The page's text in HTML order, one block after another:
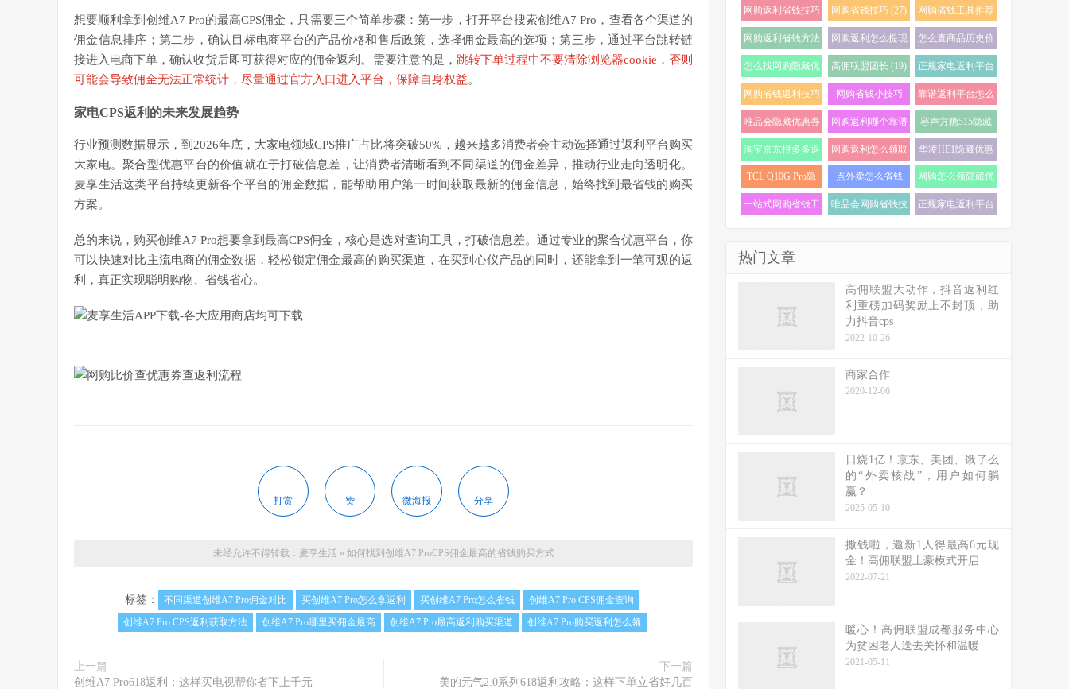
想要顺利拿到创维A7 Pro的最高CPS佣金，只需要三个简单步骤：第一步，打开平台搜索创维A7 Pro，查看各个渠道的
佣金信息排序；第二步，确认目标电商平台的产品价格和售后政策，选择佣金最高的选项；第三步，通过平台跳转链
接进入电商下单，确认收货后即可获得对应的佣金返利。需要注意的是， 跳转下单过程中不要清除浏览器cookie，否则
可能会导致佣金无法正常统计，尽量通过官方入口进入平台，保障自身权益。
家电CPS返利的未来发展趋势
行业预测数据显示，到2026年底，大家电领域CPS推广占比将突破50%，越来越多消费者会主动选择通过返利平台购买
大家电。聚合型优惠平台的价值就在于打破信息差，让消费者清晰看到不同渠道的佣金差异，推动行业走向透明化。
麦享生活这类平台持续更新各个平台的佣金数据，能帮助用户第一时间获取最新的佣金信息，始终找到最省钱的购买
方案。
总的来说，购买创维A7 Pro想要拿到最高CPS佣金，核心是选对查询工具，打破信息差。通过专业的聚合优惠平台，你
可以快速对比主流电商的佣金数据，轻松锁定佣金最高的购买渠道，在买到心仪产品的同时，还能拿到一笔可观的返
利，真正实现聪明购物、省钱省心。
打赏 赞 微海报 分享
未经允许不得转载： 麦享生活» 如何找到创维A7 ProCPS佣金最高的省钱购买方式
标签： 不同渠道创维A7 Pro佣金对比 买创维A7 Pro怎么拿返利 买创维A7 Pro怎么省钱
创维A7 Pro CPS佣金查询
创维A7 Pro CPS返利获取方法
创维A7 Pro哪里买佣金最高 创维A7 Pro最高返利购买渠道 创维A7 Pro购买返利怎么领
上一篇
创维A7 Pro618返利：这样买电视帮你省下上千元
下一篇
美的元气2.0系列618返利攻略：这样下单立省好几百
网购返利省钱技巧
(32)
网购省钱技巧 (27)
网购省钱工具推荐
(23)
网购返利省钱方法
(22)
网购返利怎么提现
(21)
怎么查商品历史价
格走势 (20)
怎么找网购隐藏优
惠券 (20)
高佣联盟团长 (19)
正规家电返利平台
怎么选 (18)
网购省钱返利技巧
(18)
网购省钱小技巧
(18)
靠谱返利平台怎么
选 (17)
唯品会隐藏优惠券
怎么找 (17)
网购返利哪个靠谱
(16)
容声方糖515隐藏
优惠券 (16)
淘宝京东拼多多返
利 (16)
网购返利怎么领取
(16)
华凌HE1隐藏优惠
券 (16)
TCL Q10G Pro隐
藏优惠券 (16)
点外卖怎么省钱
(16)
网购怎么领隐藏优
惠券 (16)
一站式网购省钱工
唯品会网购省钱技
正规家电返利平台
热门文章
高佣联盟大动作，抖音返利红
利重磅加码奖励上不封顶，助
力抖音cps
2022-10-26
商家合作
2020-12-06
日烧1亿！京东、美团、饿了么
的“外卖核战”，用户如何躺
赢？
2025-05-10
撒钱啦，邀新1人得最高6元现
金！高佣联盟土豪模式开启
2022-07-21
暖心！高佣联盟成都服务中心
为贫困老人送去关怀和温暖
2021-05-11